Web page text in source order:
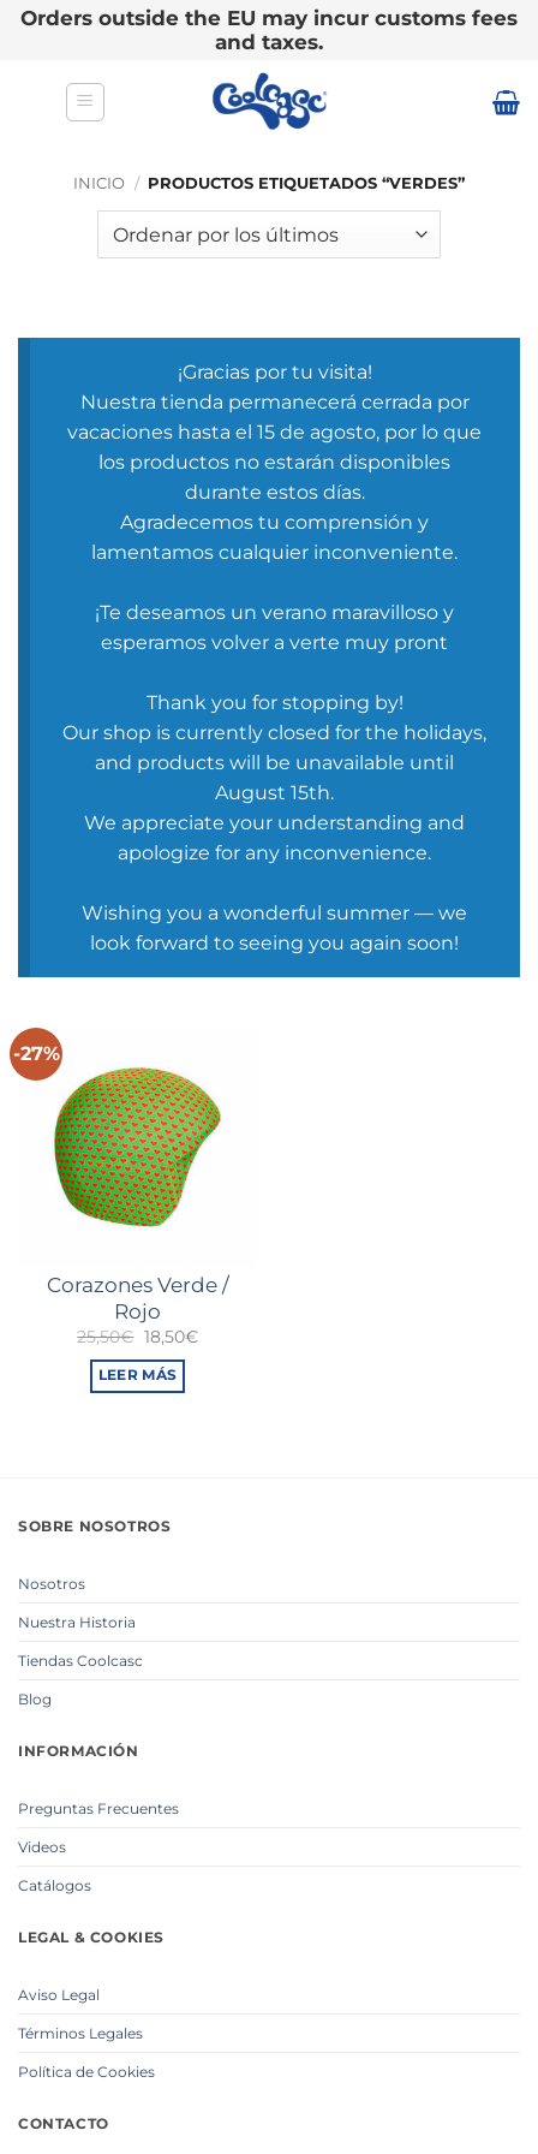
Orders outside the EU may incur customs fees
and taxes.
INICIO / PRODUCTOS ETIQUETADOS “VERDES”
¡Gracias por tu visita!
Nuestra tienda permanecerá cerrada por
vacaciones hasta el 15 de agosto, por lo que
los productos no estarán disponibles
durante estos días.
Agradecemos tu comprensión y
lamentamos cualquier inconveniente.
¡Te deseamos un verano maravilloso y
esperamos volver a verte muy pront
Thank you for stopping by!
Our shop is currently closed for the holidays,
and products will be unavailable until
August 15th.
We appreciate your understanding and
apologize for any inconvenience.
Wishing you a wonderful summer — we
look forward to seeing you again soon!
-27%
Corazones Verde /
Rojo
25,50€ El
precio
original
era:
18,50€El
LEER MÁS
SOBRE NOSOTROS
Nosotros
Nuestra Historia
Tiendas Coolcasc
Blog
INFORMACIÓN
Preguntas Frecuentes
Videos
Catálogos
LEGAL & COOKIES
Aviso Legal
Términos Legales
Política de Cookies
CONTACTO